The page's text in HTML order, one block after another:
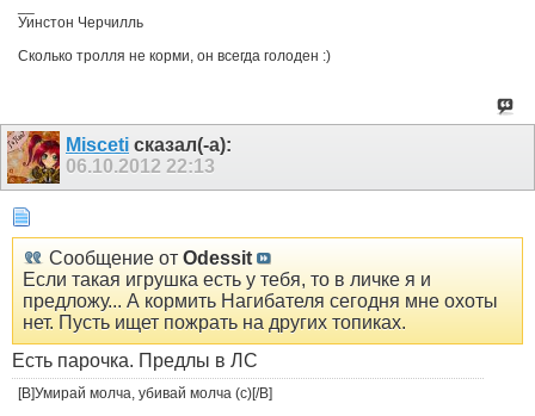
Уинстон Черчилль
Сколько тролля не корми, он всегда голоден :)
Misceti сказал(-а):
06.10.2012 22:13
Сообщение от Odessit
Если такая игрушка есть у тебя, то в личке я и
предложу... А кормить Нагибателя сегодня мне охоты
нет. Пусть ищет пожрать на других топиках.
Есть парочка. Предлы в ЛС
[B]Умирай молча, убивай молча (с)[/B]